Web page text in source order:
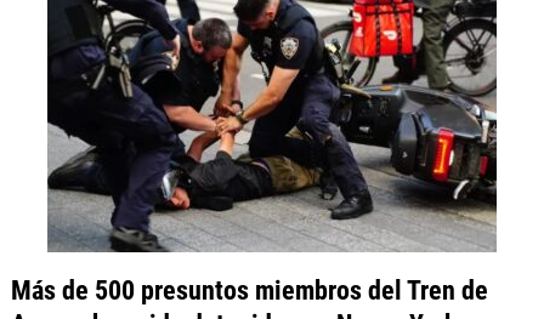
Más de 500 presuntos miembros del Tren de